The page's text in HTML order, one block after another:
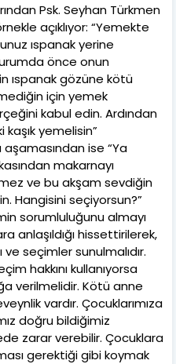
Psk. Seyhan Türkmen
açıklıyor: “Yemekte
ıspanak yerine
önce onun
ıspanak gözüne kötü
için yemek
kabul edin. Ardından
kaşık yemelisin”
ise “Ya
makarnayı
ve bu akşam sevdiğin
Hangisini seçiyorsun?”
sorumluluğunu almayı
anlaşıldığı hissettirilerek,
ve seçimler sunulmalıdır.
hakkını kullanıyorsa
verilmelidir. Kötü anne
vardır. Çocuklarımıza
doğru bildiğimiz
zarar verebilir. Çocuklara
gerektiği gibi koymak